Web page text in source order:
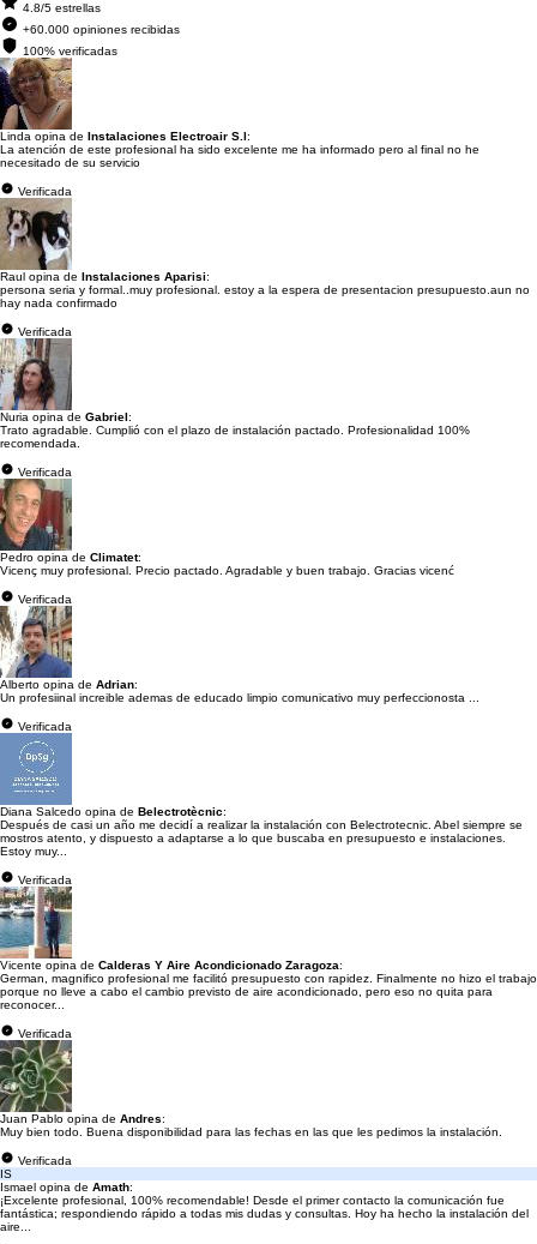
4.8/5 estrellas
+60.000 opiniones recibidas
100% verificadas
Linda opina de Instalaciones Electroair S.l:
La atención de este profesional ha sido excelente me ha informado pero al final no he
necesitado de su servicio
Verificada
Raul opina de Instalaciones Aparisi:
persona seria y formal..muy profesional. estoy a la espera de presentacion presupuesto.aun no
hay nada confirmado
Verificada
Nuria opina de Gabriel:
Trato agradable. Cumplió con el plazo de instalación pactado. Profesionalidad 100%
recomendada.
Verificada
Pedro opina de Climatet:
Vicenç muy profesional. Precio pactado. Agradable y buen trabajo. Gracias vicenć
Verificada
Alberto opina de Adrian:
Un profesiinal increible ademas de educado limpio comunicativo muy perfeccionosta ...
Verificada
Diana Salcedo opina de Belectrotècnic:
Después de casi un año me decidí a realizar la instalación con Belectrotecnic. Abel siempre se
mostros atento, y dispuesto a adaptarse a lo que buscaba en presupuesto e instalaciones.
Estoy muy...
Verificada
Vicente opina de Calderas Y Aire Acondicionado Zaragoza:
German, magnifico profesional me facilitó presupuesto con rapidez. Finalmente no hizo el trabajo
porque no lleve a cabo el cambio previsto de aire acondicionado, pero eso no quita para
reconocer...
Verificada
Juan Pablo opina de Andres:
Muy bien todo. Buena disponibilidad para las fechas en las que les pedimos la instalación.
Verificada
IS
Ismael opina de Amath:
¡Excelente profesional, 100% recomendable! Desde el primer contacto la comunicación fue
fantástica; respondiendo rápido a todas mis dudas y consultas. Hoy ha hecho la instalación del
aire...